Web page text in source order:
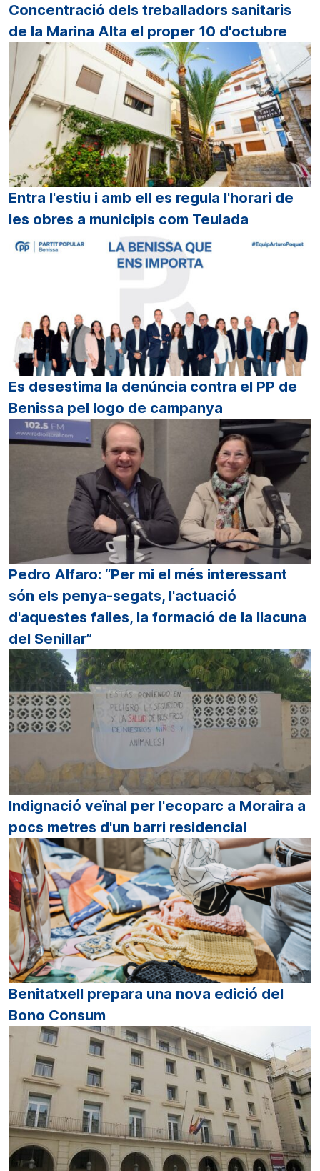
Concentració dels treballadors sanitaris
de la Marina Alta el proper 10 d'octubre
Entra l'estiu i amb ell es regula l'horari de
les obres a municipis com Teulada
Es desestima la denúncia contra el PP de
Benissa pel logo de campanya
Pedro Alfaro: “Per mi el més interessant
són els penya-segats, l'actuació
d'aquestes falles, la formació de la llacuna
del Senillar”
Indignació veïnal per l'ecoparc a Moraira a
pocs metres d'un barri residencial
Benitatxell prepara una nova edició del
Bono Consum